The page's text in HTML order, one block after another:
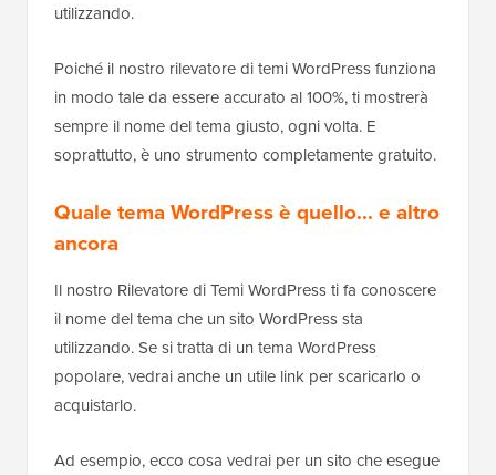
utilizzando.
Poiché il nostro rilevatore di temi WordPress funziona
in modo tale da essere accurato al 100%, ti mostrerà
sempre il nome del tema giusto, ogni volta. E
soprattutto, è uno strumento completamente gratuito.
Quale tema WordPress è quello... e altro
ancora
Il nostro Rilevatore di Temi WordPress ti fa conoscere
il nome del tema che un sito WordPress sta
utilizzando. Se si tratta di un tema WordPress
popolare, vedrai anche un utile link per scaricarlo o
acquistarlo.
Ad esempio, ecco cosa vedrai per un sito che esegue